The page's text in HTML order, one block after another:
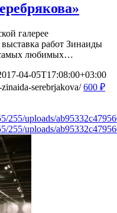
галерее
работ Зинаиды
самых любимых…
04-05T17:08:00+03:00
serebrjakova/ 600 ₽
255/uploads/
255/uploads/